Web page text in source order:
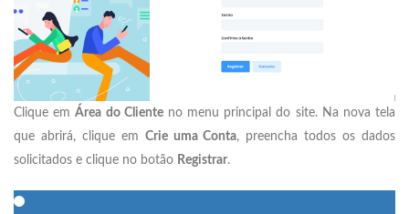
Clique emÁrea do Clienteno menu principal do site. Na nova tela
que abrirá, clique em Crie uma Conta, preencha todos os dados
solicitados e clique no botão Registrar.